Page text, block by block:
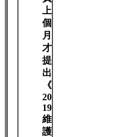
上
個
月
才
提
出
《
20
19
維
護